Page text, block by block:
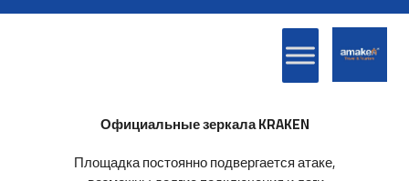
Официальные зеркала KRAKEN
Площадка постоянно подвергается атаке,